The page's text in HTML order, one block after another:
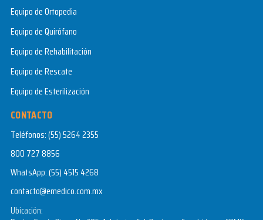
Equipo de Ortopedia
Equipo de Quirófano
Equipo de Rehabilitación
Equipo de Rescate
Equipo de Esterilización
CONTACTO
Teléfonos:(55) 5264 2355
800 727 8856
WhatsApp:(55) 4515 4268
contacto@emedico.com.mx
Ubicación: